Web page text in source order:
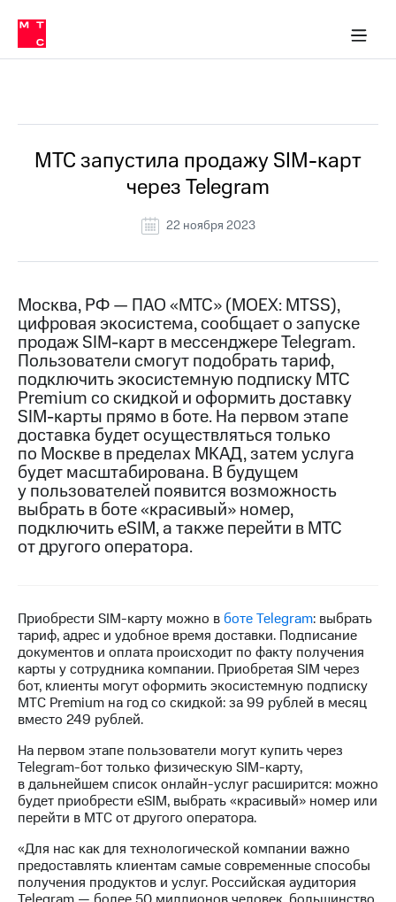
Медиа-центр
и акционерам
Устойчивое развитие
Комплаенс и деловая этика
компании
Карьера
История
компании
Руководство
Контакты
Медиа-центр
Пресс-
релизы
МТС
о технологиях
Достижения
Интервью
Финансовая
отчетность
Новости
в
регионе
и акционерам
Корпоративное
управление
Корпоративный
секретарь
Раскрытие
информации
Информация
акционерам
Документы
ПАО
"МТС"
в МТС
Пресс-
релизы
о технологиях
МТС запустила продажу SIM-карт
через Telegram
22 ноября 2023
Москва, РФ — ПАО «МТС» (MOEX: MTSS),
цифровая экосистема, сообщает о запуске
продаж SIM-карт в мессенджере Telegram.
Пользователи смогут подобрать тариф,
подключить экосистемную подписку МТС
Premium со скидкой и оформить доставку
SIM-карты прямо в боте. На первом этапе
доставка будет осуществляться только
по Москве в пределах МКАД, затем услуга
будет масштабирована. В будущем
у пользователей появится возможность
выбрать в боте «красивый» номер,
подключить eSIM, а также перейти в МТС
от другого оператора.
Приобрести SIM-карту можно в боте Telegram: выбрать
тариф, адрес и удобное время доставки. Подписание
документов и оплата происходит по факту получения
карты у сотрудника компании. Приобретая SIM через
бот, клиенты могут оформить экосистемную подписку
МТС Premium на год со скидкой: за 99 рублей в месяц
вместо 249 рублей.
На первом этапе пользователи могут купить через
Telegram-бот только физическую SIM-карту,
в дальнейшем список онлайн-услуг расширится: можно
будет приобрести eSIM, выбрать «красивый» номер или
перейти в МТС от другого оператора.
«Для нас как для технологической компании важно
предоставлять клиентам самые современные способы
получения продуктов и услуг. Российская аудитория